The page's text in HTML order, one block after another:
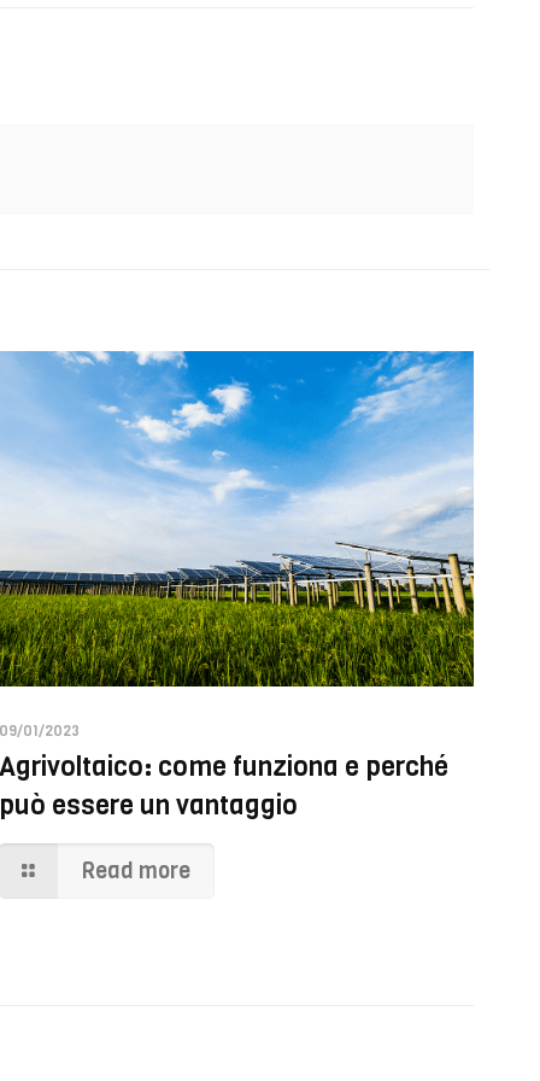
01/2023
come funziona e perché
essere un vantaggio
Read more